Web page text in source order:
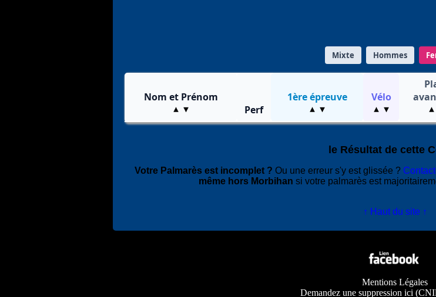
Mixte Hommes
Nom et Prénom
Perf
1ère épreuve Vélo
le Résultat de cette
Votre Palmarès est incomplet ? Ou une erreur s'y est glissée ?
même hors Morbihan si votre palmarès est
↑ Haut du site ↑
Mentions Légales
Demandez une suppression ici (